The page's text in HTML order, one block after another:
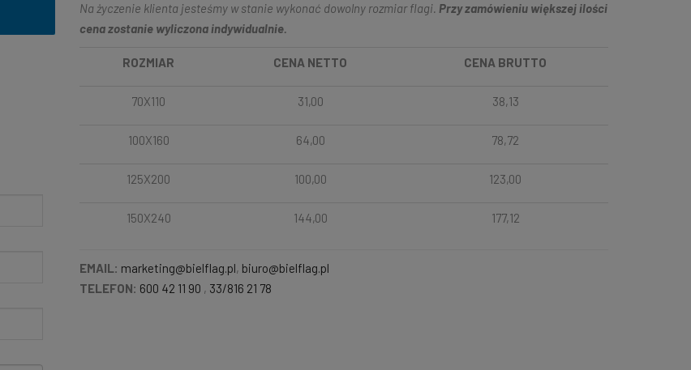
Na życzenie klienta jesteśmy w stanie wykonać dowolny rozmiar flagi. Przy zamówieniu większej ilości
cena zostanie wyliczona indywidualnie.
ROZMIAR CENA NETTO CENA BRUTTO
70X110 31,00 38,13
100X160 64,00 78,72
125X200 100,00 123,00
150X240 144,00 177,12
EMAIL: marketing@bielflag.pl, biuro@bielflag.pl
TELEFON: 600 42 11 90 , 33/816 21 78